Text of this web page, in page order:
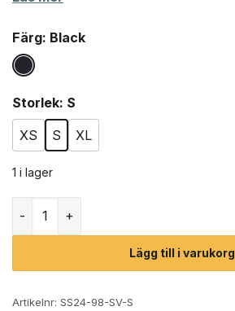
Färg: Black
Storlek: S
XS
S XL
1 i lager
Lägg till i varukorg
Artikelnr: SS24-98-SV-S